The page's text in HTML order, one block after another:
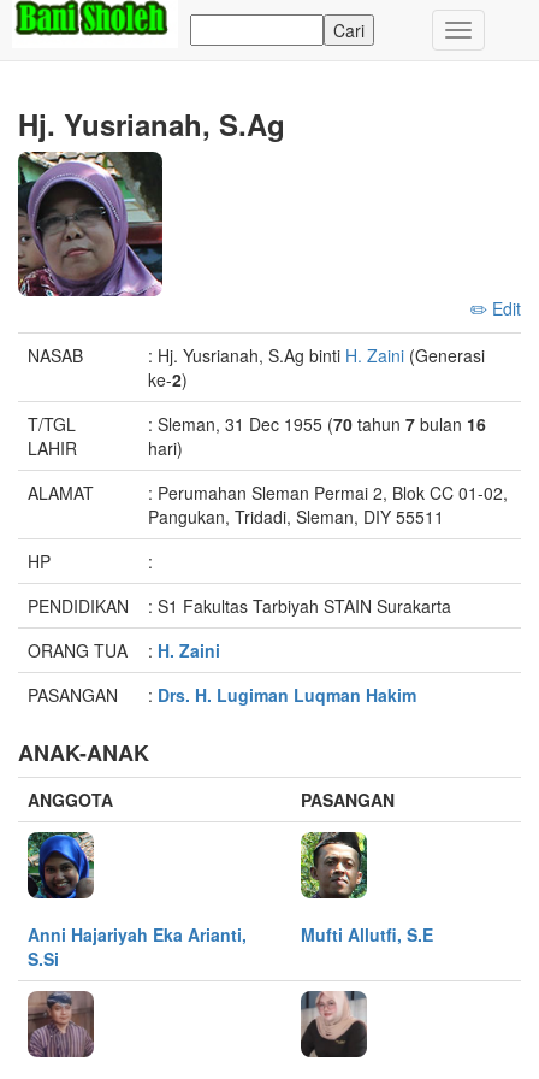
Toggle
navigation
Hj. Yusrianah, S.Ag
✏️ Edit
NASAB
: Hj. Yusrianah, S.Ag binti H. Zaini (Generasi
ke-2)
T/TGL
LAHIR
: Sleman, 31 Dec 1955 (70 tahun 7 bulan 16
hari)
ALAMAT
: Perumahan Sleman Permai 2, Blok CC 01-02,
Pangukan, Tridadi, Sleman, DIY 55511
HP
:
PENDIDIKAN
: S1 Fakultas Tarbiyah STAIN Surakarta
ORANG TUA
: H. Zaini
PASANGAN
: Drs. H. Lugiman Luqman Hakim
ANAK-ANAK
ANGGOTA PASANGAN
Anni Hajariyah Eka Arianti,
S.Si
Mufti Allutfi, S.E